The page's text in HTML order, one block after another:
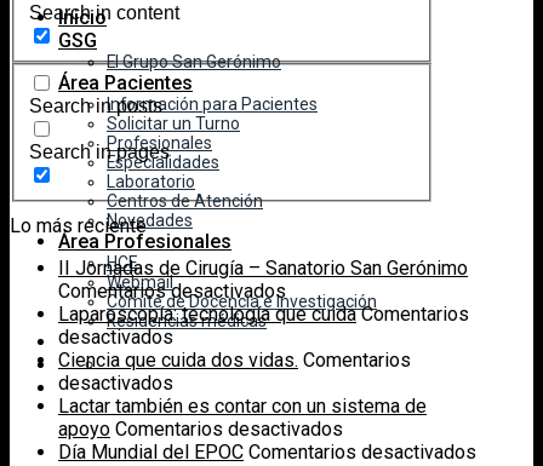
Inicio
GSG
El Grupo San Gerónimo
Área Pacientes
Información para Pacientes
Solicitar un Turno
Profesionales
Especialidades
Laboratorio
Centros de Atención
Novedades
Área Profesionales
HCE
Webmail
Comité de Docencia e Investigación
Residencias médicas
Search in content
Search in posts
Search in pages
Lo más reciente
II Jornadas de Cirugía – Sanatorio San Gerónimo
Comentarios desactivados
II
de
–
Sanatorio
San
Laparoscopía: tecnología que cuida Comentarios
desactivadosen
Laparoscopía:
que
cuida
Ciencia que cuida dos vidas. Comentarios
desactivados
Ciencia
que
cuida
Lactar también es contar con un sistema de
apoyo Comentarios desactivados
Lactar
Día Mundial del EPOC Comentarios desactivados